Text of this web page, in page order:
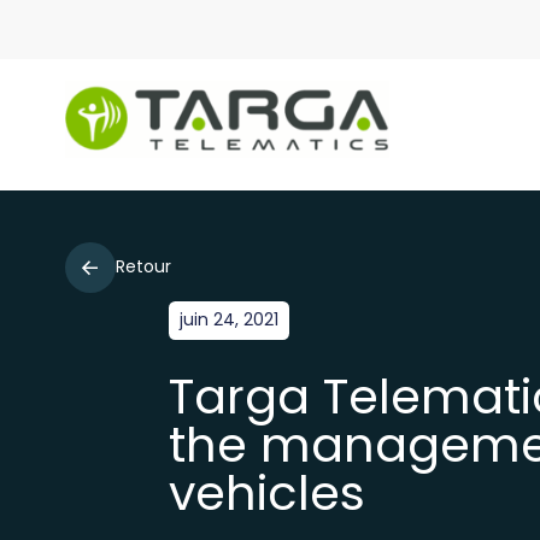
Retour
juin 24, 2021
Targa
the
vehicles